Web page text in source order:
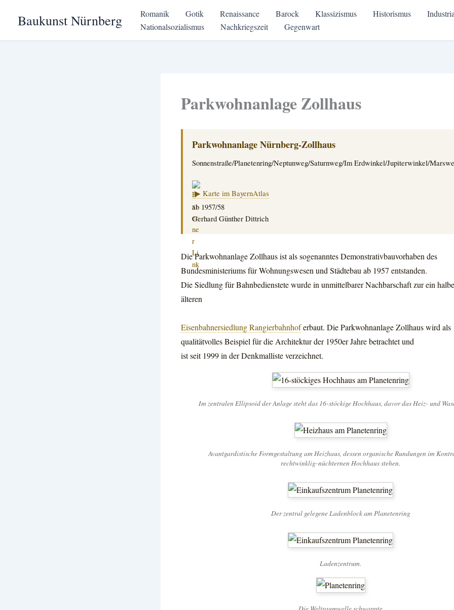
Baukunst Nürnberg Romanik Gotik Renaissance Barock Klassizismus Historismus
Nationalsozialismus
Nachkriegszeit Gegenwart
Parkwohnanlage Zollhaus
Parkwohnanlage Nürnberg-Zollhaus
Sonnenstraße/Planetenring/Neptunweg/Saturnweg/Im Erdwinkel/Jupiterwinkel/
▶ Karte im BayernAtlas
ab 1957/58
Gerhard Günther Dittrich
Die Parkwohnanlage Zollhaus ist als sogenanntes Demonstrativbauvorhaben des
Bundesministeriums für Wohnungswesen und Städtebau ab 1957 entstanden.
Die Siedlung für Bahnbedienstete wurde in unmittelbarer Nachbarschaft zur ein
älteren
Eisenbahnersiedlung Rangierbahnhoferbaut. Die Parkwohnanlage Zollhaus wird als
qualitätvolles Beispiel für die Architektur der 1950er Jahre betrachtet und
ist seit 1999 in der Denkmalliste verzeichnet.
Im zentralen Ellipsoid der Anlage steht das 16-stöckige Hochhaus, davor das Heiz- und
Avantgardistische Formgestaltung am Heizhaus, dessen organische Rundungen im
rechtwinklig-nüchternen Hochhaus stehen.
Der zentral gelegene Ladenblock am Planetenring
Ladenzentrum.